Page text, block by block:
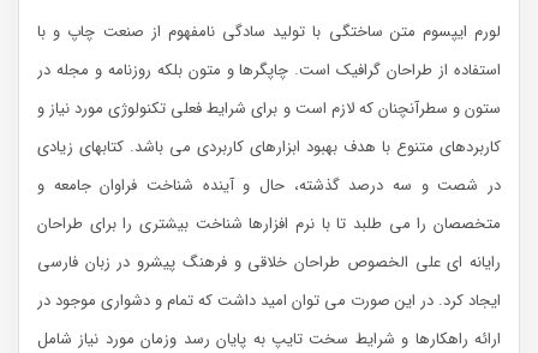
لورم ایپسوم متن ساختگی با تولید سادگی نامفهوم از صنعت چاپ و با
استفاده از طراحان گرافیک است. چاپگرها و متون بلکه روزنامه و مجله در
ستون و سطرآنچنان که لازم است و برای شرایط فعلی تکنولوژی مورد نیاز و
کاربردهای متنوع با هدف بهبود ابزارهای کاربردی می باشد. کتابهای زیادی
در شصت و سه درصد گذشته، حال و آینده شناخت فراوان جامعه و
متخصصان را می طلبد تا با نرم افزارها شناخت بیشتری را برای طراحان
رایانه ای علی الخصوص طراحان خلاقی و فرهنگ پیشرو در زبان فارسی
ایجاد کرد. در این صورت می توان امید داشت که تمام و دشواری موجود در
ارائه راهکارها و شرایط سخت تایپ به پایان رسد وزمان مورد نیاز شامل